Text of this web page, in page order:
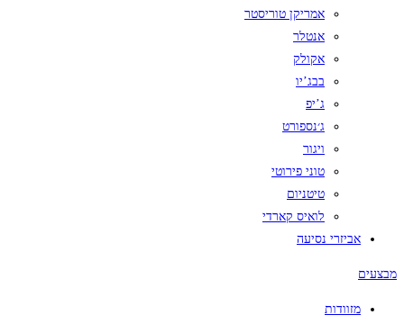
אמריקן טוריסטר
אנטלר
אקולק
בבג’יו
ג’יפ
ג׳נספורט
ויגור
טוני פירוטי
טיטניום
לואיס קארדי
אביזרי נסיעה
מבצעים
מזוודות